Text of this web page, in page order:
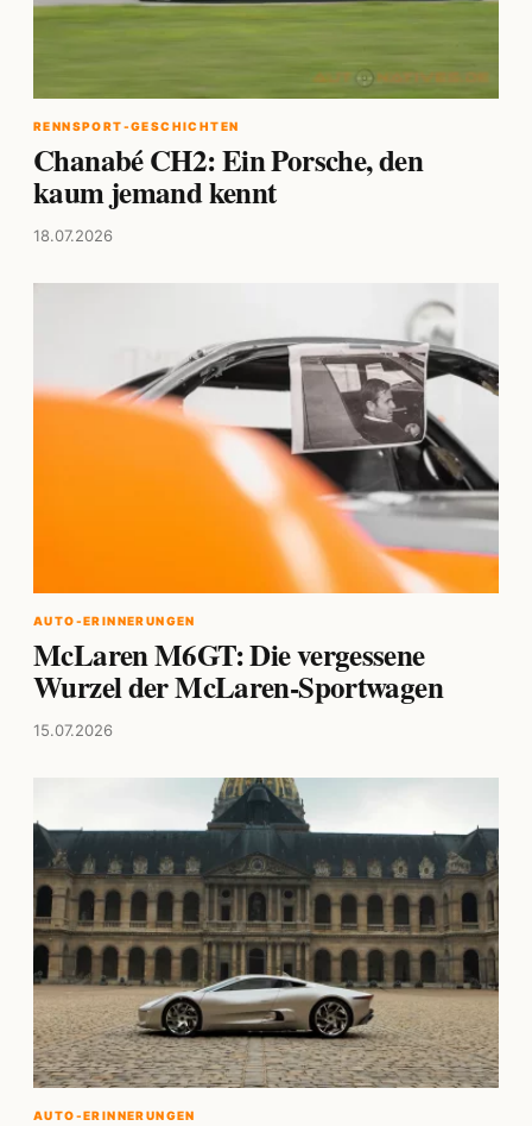
RENNSPORT-GESCHICHTEN
Chanabé CH2: Ein Porsche, den
kaum jemand kennt
18.07.2026
AUTO-ERINNERUNGEN
McLaren M6GT: Die vergessene
Wurzel der McLaren-Sportwagen
15.07.2026
AUTO-ERINNERUNGEN